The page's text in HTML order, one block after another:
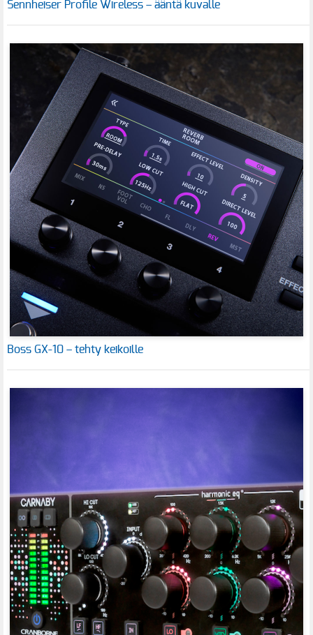
Sennheiser Profile Wireless – ääntä kuvalle
Boss GX-10 – tehty keikoille